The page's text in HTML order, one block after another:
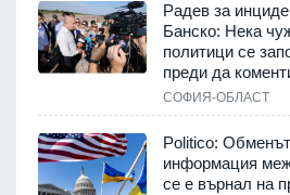
Радев за
Банско: Нека
политици се
преди да
СОФИЯ-ОБЛАСТ
Politico:
информация
се е върнал на